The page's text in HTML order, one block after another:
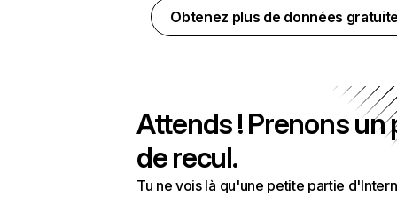
Obtenez plus de données
Attends ! Prenons un
de recul.
Tu ne vois là qu'une petite partie